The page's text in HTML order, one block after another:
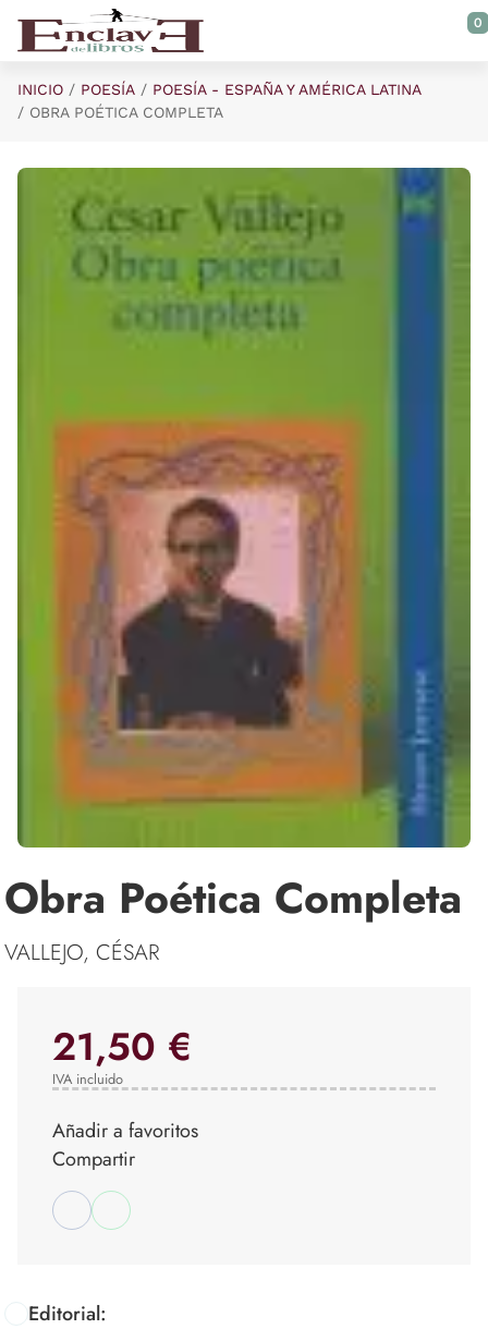
Saltar al contenido principal
0
INICIO POESÍA
POESÍA - ESPAÑA Y AMÉRICA LATINA
OBRA POÉTICA COMPLETA
Obra Poética Completa
VALLEJO, CÉSAR
Editorial:
21,50 €
IVA incluido
Añadir a favoritos
Compartir